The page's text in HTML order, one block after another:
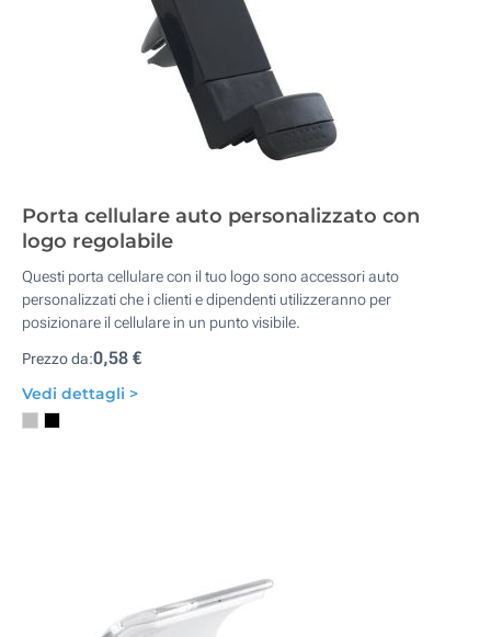
Porta cellulare auto personalizzato con
logo regolabile
Questi porta cellulare con il tuo logo sono accessori auto
personalizzati che i clienti e dipendenti utilizzeranno per
posizionare il cellulare in un punto visibile.
Prezzo da:0,58 €
Vedi dettagli >